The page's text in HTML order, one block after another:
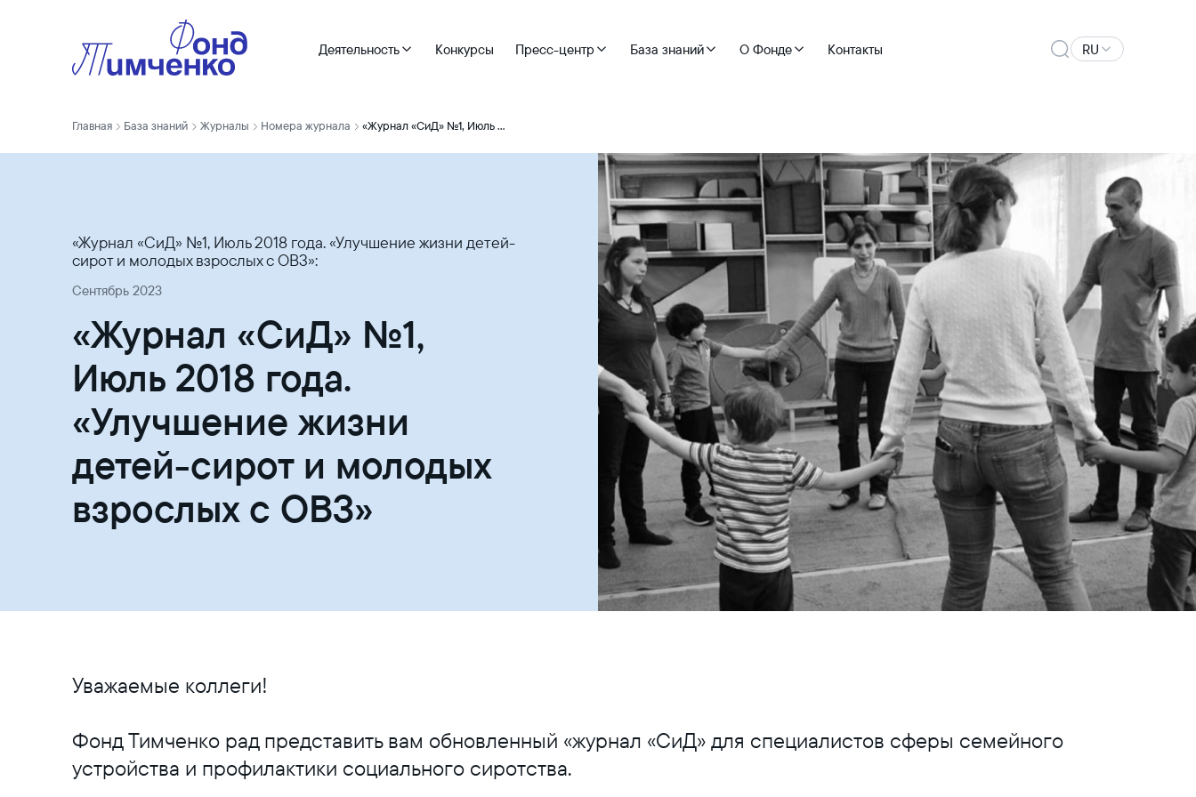
Деятельность Конкурсы Пресс-центр База знаний О Фонде Контакты RU
Главная База знаний Журналы Номера журнала «Журнал «СиД» №1, Июль 2018 года. «Улучшение жизни детей-сирот и молодых взрослых с ОВЗ»
«Журнал «СиД» №1, Июль 2018 года. «Улучшение жизни детей-
сирот и молодых взрослых с ОВЗ»:
Сентябрь 2023
«Журнал «СиД» №1,
Июль 2018 года.
«Улучшение жизни
детей-сирот и молодых
взрослых с ОВЗ»
Уважаемые коллеги!
Фонд Тимченко рад представить вам обновленный «журнал «СиД» для специалистов сферы семейного
устройства и профилактики социального сиротства.